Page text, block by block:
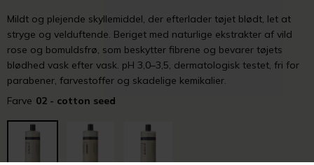
Mildt og plejende skyllemiddel, der efterlader tøjet blødt, let at
stryge og velduftende. Beriget med naturlige ekstrakter af vild
rose og bomuldsfrø, som beskytter fibrene og bevarer tøjets
blødhed vask efter vask. pH 3,0–3,5, dermatologisk testet, fri for
parabener, farvestoffer og skadelige kemikalier.
Farve 02 - cotton seed